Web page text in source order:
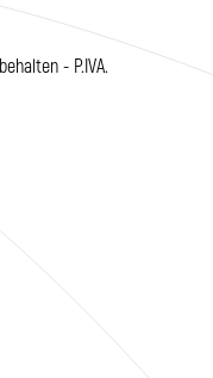
- P.IVA.